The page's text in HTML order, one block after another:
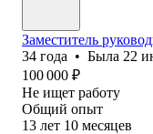
Заместитель
34 года • Была 22
100 000 ₽
Не ищет работу
Общий опыт
13 лет 10 месяцев